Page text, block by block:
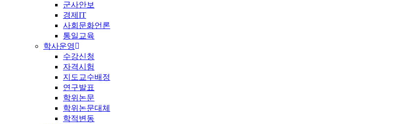
군사안보
경제IT
사회문화언론
통일교육
학사운영
수강신청
자격시험
지도교수배정
연구발표
학위논문
학위논문대체
학적변동